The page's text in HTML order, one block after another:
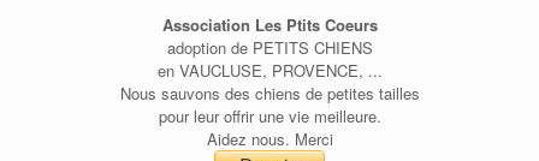
Association Les Ptits Coeurs
adoption de PETITS CHIENS
en VAUCLUSE, PROVENCE, ...
Nous sauvons des chiens de petites tailles
pour leur offrir une vie meilleure.
Aidez nous. Merci